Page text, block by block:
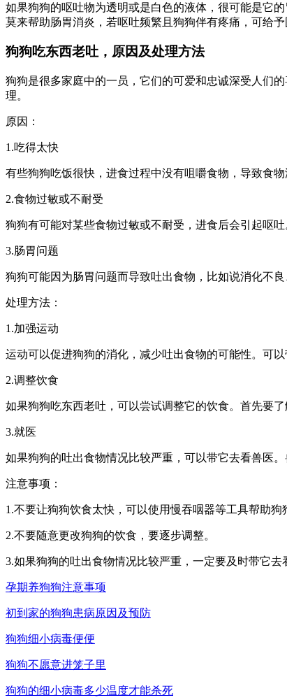
如果狗狗的呕吐物为透明或是白色的液体，很可能是它
莫来帮助肠胃消炎，若呕吐频繁且狗狗伴有疼痛，可给
狗狗吃东西老吐，原因及处理方法
狗狗是很多家庭中的一员，它们的可爱和忠诚深受人们
理。
原因：
1.吃得太快
有些狗狗吃饭很快，进食过程中没有咀嚼食物，导致食
2.食物过敏或不耐受
狗狗有可能对某些食物过敏或不耐受，进食后会引起呕
3.肠胃问题
狗狗可能因为肠胃问题而导致吐出食物，比如说消化不良
处理方法：
1.加强运动
运动可以促进狗狗的消化，减少吐出食物的可能性。可
2.调整饮食
如果狗狗吃东西老吐，可以尝试调整它的饮食。首先要
3.就医
如果狗狗的吐出食物情况比较严重，可以带它去看兽医
注意事项：
1.不要让狗狗饮食太快，可以使用慢吞咽器等工具帮助狗
2.不要随意更改狗狗的饮食，要逐步调整。
3.如果狗狗的吐出食物情况比较严重，一定要及时带它去
孕期养狗狗注意事项
初到家的狗狗患病原因及预防
狗狗细小病毒便便
狗狗不愿意进笼子里
狗狗的细小病毒多少温度才能杀死